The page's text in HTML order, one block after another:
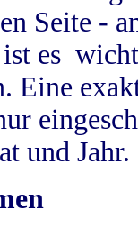
Seite -
es
Eine
und Jahr.